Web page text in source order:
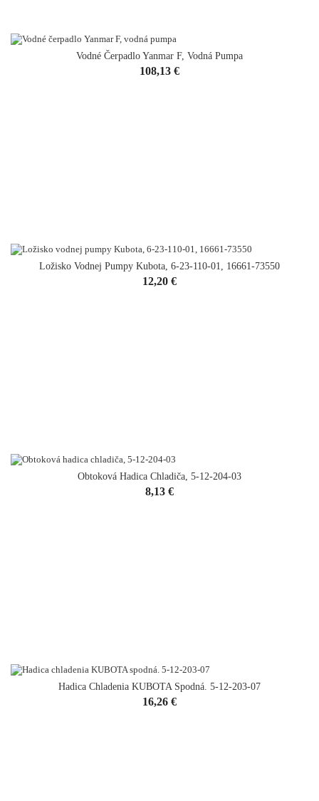
Vodné Čerpadlo Yanmar F, Vodná Pumpa
Cena
108,13 €
Ložisko Vodnej Pumpy Kubota, 6-23-110-01, 16661-73550
Cena
12,20 €
Obtoková Hadica Chladiča, 5-12-204-03
Cena
8,13 €
Hadica Chladenia KUBOTA Spodná. 5-12-203-07
Cena
16,26 €